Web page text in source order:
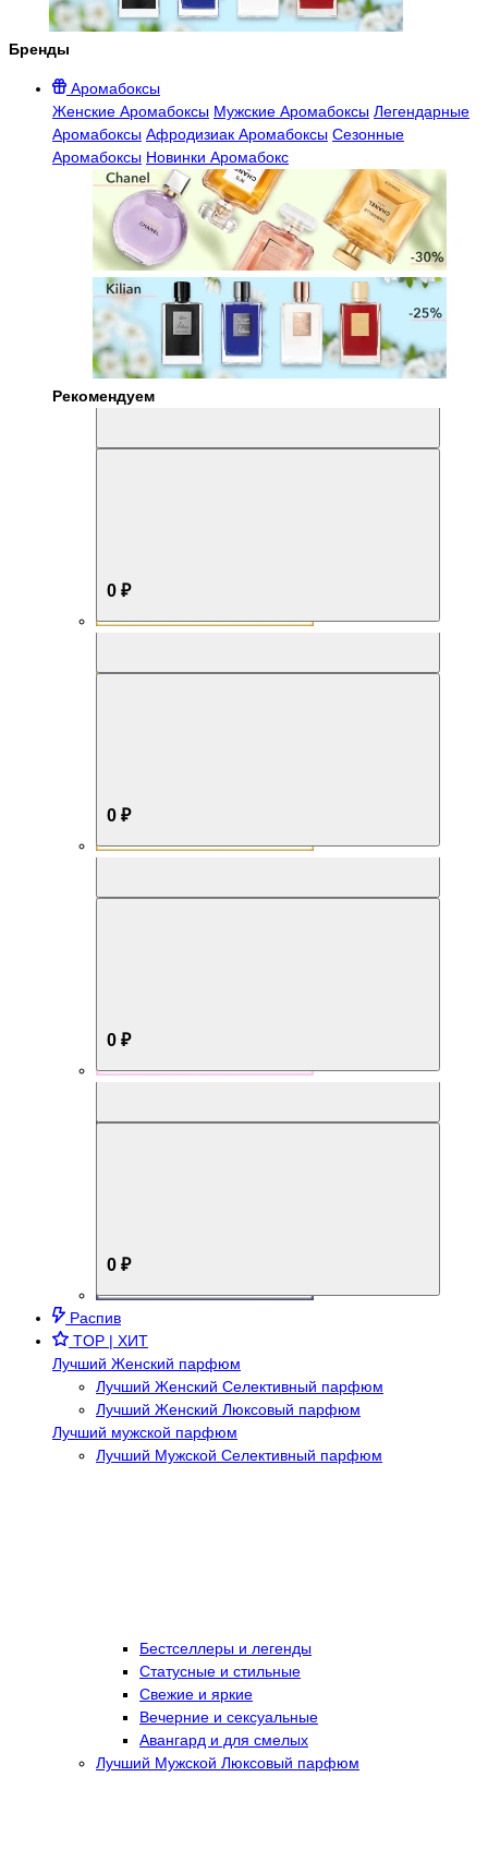
Бренды
Аромабоксы
Женские Аромабоксы Мужские Аромабоксы Легендарные
Аромабоксы Афродизиак Аромабоксы Сезонные
Аромабоксы Новинки Аромабокс
Рекомендуем
0 ₽
0 ₽
0 ₽
0 ₽
Распив
TOP | ХИТ
Лучший Женский парфюм
Лучший Женский Селективный парфюм
Лучший Женский Люксовый парфюм
Лучший мужской парфюм
Лучший Мужской Селективный парфюм
Бестселлеры и легенды
Статусные и стильные
Свежие и яркие
Вечерние и сексуальные
Авангард и для смелых
Лучший Мужской Люксовый парфюм